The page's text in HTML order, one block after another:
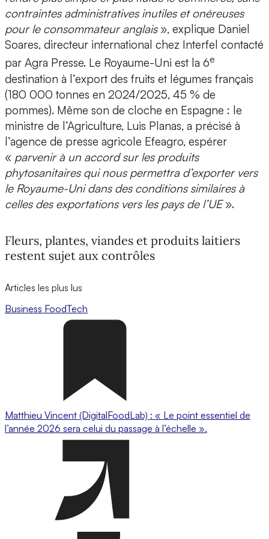
contraintes administratives inutiles et onéreuses
pour le consommateur anglais», explique Daniel
Soares, directeur international chez Interfel contacté
par Agra Presse. Le Royaume-Uni est la 6e
destination à l’export des fruits et légumes français
(180 000 tonnes en 2024/2025, 45 % de
pommes). Même son de cloche en Espagne : le
ministre de l’Agriculture, Luis Planas, a précisé à
l’agence de presse agricole Efeagro, espérer
« parvenir à un accord sur les produits
phytosanitaires qui nous permettra d’exporter vers
le Royaume-Uni dans des conditions similaires à
celles des exportations vers les pays de l’UE».
Fleurs, plantes, viandes et produits laitiers
restent sujet aux contrôles
Articles les plus lus
Business FoodTech
Matthieu Vincent (DigitalFoodLab) : « Le point essentiel de
l’année 2026 sera celui du passage à l’échelle ».